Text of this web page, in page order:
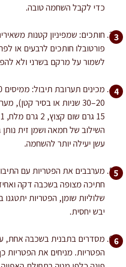
כדי לקבל השחמה טובה.
חותכים: שמפיניון קטנות
לשמור על מרקם בשרני ולא
השילוב של חמאה ושמן זית
עשן יעילה יותר להשחמה.
מערבבים את הפטריות עם
חתיכה מצופה בשכבה דקה
שלוליות שומן, הפטריות
יבש יחסית.
מסדרים בתבנית בשכבה אחת, עם
הפטריות. מניחים את